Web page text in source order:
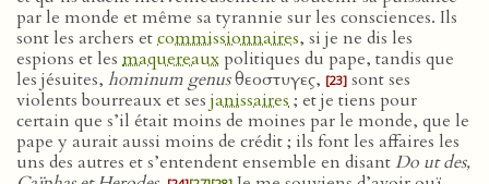
par le monde et même sa tyrannie sur les consciences. Ils
sont les archers etcommissionnaires, si je ne dis les
espions et les maquereauxpolitiques du pape, tandis que
les jésuites, hominum genusθεοστυγες, [23] sont ses
violents bourreaux et sesjanissaires; et je tiens pour
certain que s’il était moins de moines par le monde, que le
pape y aurait aussi moins de crédit ; ils font les affaires les
uns des autres et s’entendent ensemble en disantDo ut des,